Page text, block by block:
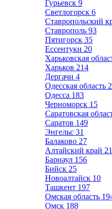
Гурьевск 9
Светлогорск 6
Ставропольский
Ставрополь 93
Пятигорск 35
Ессентуки 20
Харьковская
Харьков 214
Дергачи 4
Одесская область
Одесса 183
Черноморск 15
Саратовская
Саратов 149
Энгельс 31
Балаково 27
Алтайский край
Барнаул 156
Бийск 25
Новоалтайск 10
Ташкент 197
Омская область
Омск 188